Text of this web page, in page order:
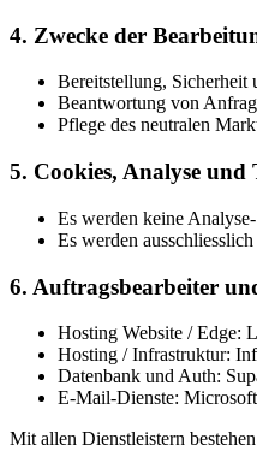
4. Zwecke der
Bereitstellung, Sicherheit
Beantwortung von
Pflege des neutralen
5. Cookies, Analyse und
Es werden keine
Es werden
6. Auftragsbearbeiter
Hosting Website / Edge:
Hosting / Infrastruktur:
Datenbank und Auth:
E-Mail-Dienste:
Mit allen Dienstleistern